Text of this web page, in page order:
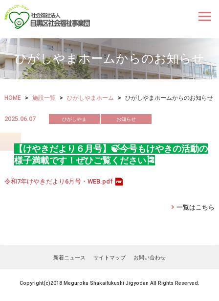
ひがしやまホームからのお知らせ
HOME > 施設一覧 > ひがしやまホーム > ひがしやまホームからのお知らせ
2025.06.07 ひがしやま お知らせ
【けやきだより６月号】🍃今号もけやきの活動の
様子満載です！ぜひご覧ください🎏
令和7年けやきだより6月号・WEB.pdf
一覧はこちら
新着ニュース サイトマップ お問い合わせ
Copyright(c)2018 Meguroku Shakaifukushi Jigyodan All Rights Reserved.